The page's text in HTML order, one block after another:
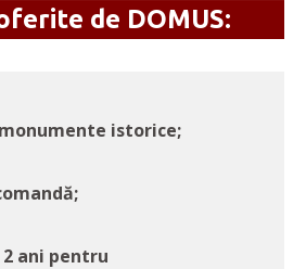
de DOMUS:
istorice;
ani pentru